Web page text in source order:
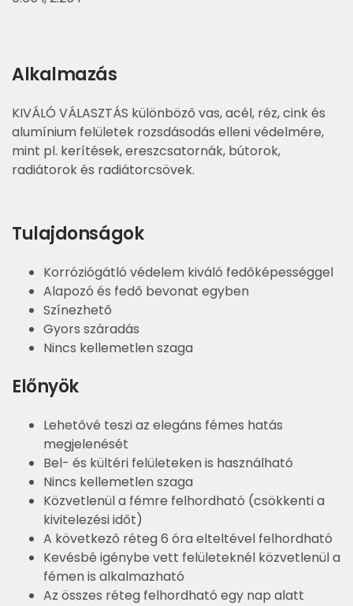
Alkalmazás
KIVÁLÓ VÁLASZTÁS különböző vas, acél, réz, cink és
alumínium felületek rozsdásodás elleni védelmére,
mint pl. kerítések, ereszcsatornák, bútorok,
radiátorok és radiátorcsövek.
Tulajdonságok
Korróziógátló védelem kiváló fedőképességgel
Alapozó és fedő bevonat egyben
Színezhető
Gyors száradás
Nincs kellemetlen szaga
Előnyök
Lehetővé teszi az elegáns fémes hatás
megjelenését
Bel- és kültéri felületeken is használható
Nincs kellemetlen szaga
Közvetlenül a fémre felhordható (csökkenti a
kivitelezési időt)
A következő réteg 6 óra elteltével felhordható
Kevésbé igénybe vett felületeknél közvetlenül a
fémen is alkalmazható
Az összes réteg felhordható egy nap alatt